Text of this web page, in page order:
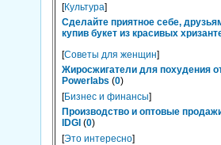
[Культура]
Сделайте приятное себе,
купив букет из красивых
[Советы для женщин]
Жиросжигатели для похудения
Powerlabs (0)
[Бизнес и финансы]
Производство и оптовые
IDGI (0)
[Это интересно]